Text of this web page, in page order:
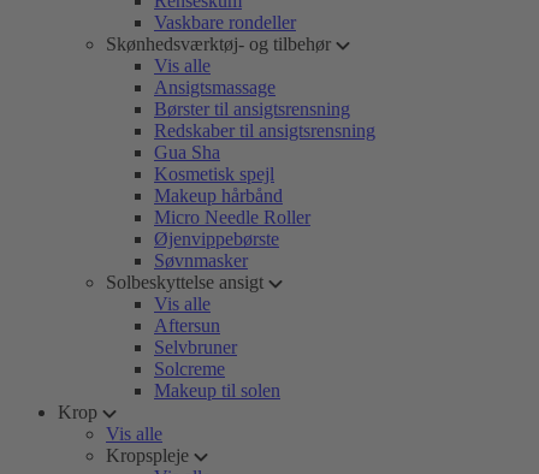
Vaskbare rondeller
Skønhedsværktøj- og tilbehør
Vis alle
Ansigtsmassage
Børster til ansigtsrensning
Redskaber til ansigtsrensning
Gua Sha
Kosmetisk spejl
Makeup hårbånd
Micro Needle Roller
Øjenvippebørste
Søvnmasker
Solbeskyttelse ansigt
Vis alle
Aftersun
Selvbruner
Solcreme
Makeup til solen
Krop
Vis alle
Kropspleje